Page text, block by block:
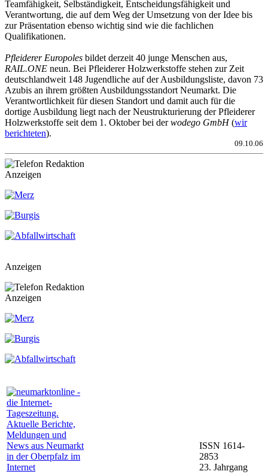
Teamfähigkeit, Selbständigkeit, Entscheidungsfähigkeit und
Verantwortung, die auf dem Weg der Umsetzung von der Idee bis
zur Präsentation ebenso wichtig sind wie die fachlichen
Qualifikationen.
Pfleiderer Europoles bildet derzeit 40 junge Menschen aus,
RAIL.ONE neun. Bei Pfleiderer Holzwerkstoffe stehen zur Zeit
deutschlandweit 148 Jugendliche auf der Ausbildungsliste, davon 73
Azubis an ihrem größten Ausbildungsstandort Neumarkt. Die
Verantwortlichkeit für diesen Standort und damit auch für die
dortige Ausbildung liegt nach der Neustrukturierung der Pfleiderer
Holzwerkstoffe seit dem 1. Oktober bei derwodego GmbH(wir
berichteten).
09.10.06
Anzeigen
Anzeigen
Anzeigen
ISSN 1614-
2853
23. Jahrgang